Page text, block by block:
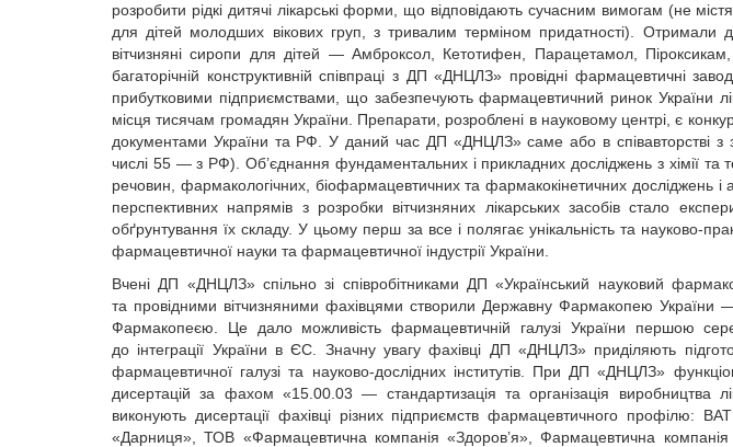
розробити рідкі дитячі лікарські форми, що відповідають сучасним вимогам (не
для дітей молодших вікових груп, з тривалим терміном придатності). Отримали
вітчизняні сиропи для дітей — Амброксол, Кетотифен, Парацетамол,
багаторічній конструктивній співпраці з ДП «ДНЦЛЗ» провідні фармацевтичні
прибутковими підприємствами, що забезпечують фармацевтичний ринок України
місця тисячам громадян України. Препарати, розроблені в науковому центрі, є
документами України та РФ. У даний час ДП «ДНЦЛЗ» саме або в співавторстві з
числі 55 — з РФ). Об’єднання фундаментальних і прикладних досліджень з хімії та
речовин, фармакологічних, біофармацевтичних та фармакокінетичних досліджень і
перспективних напрямів з розробки вітчизняних лікарських засобів стало
обґрунтування їх складу. У цьому перш за все і полягає унікальність та науково-
фармацевтичної науки та фармацевтичної індустрії України.
Вчені ДП «ДНЦЛЗ» спільно зі співробітниками ДП «Український науковий
та провідними вітчизняними фахівцями створили Державну Фармакопею України
Фармакопеєю. Це дало можливість фармацевтичній галузі України першою
до інтеграції України в ЄС. Значну увагу фахівці ДП «ДНЦЛЗ» приділяють
фармацевтичної галузі та науково-дослідних інститутів. При ДП «ДНЦЛЗ»
дисертацій за фахом «15.00.03 — стандартизація та організація виробництва
виконують дисертації фахівці різних підприємств фармацевтичного профілю:
«Дарниця», ТОВ «Фармацевтична компанія «Здоров’я», Фармацевтична